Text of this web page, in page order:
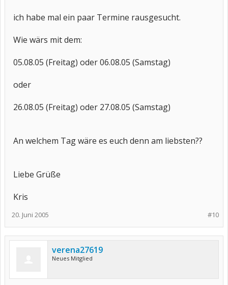
ich habe mal ein paar Termine rausgesucht.
Wie wärs mit dem:
05.08.05 (Freitag) oder 06.08.05 (Samstag)
oder
26.08.05 (Freitag) oder 27.08.05 (Samstag)
An welchem Tag wäre es euch denn am liebsten??
Liebe Grüße
Kris
#10
20. Juni 2005
verena27619
Neues Mitglied